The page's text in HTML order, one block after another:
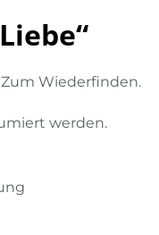
Wiederfinden.
werden.